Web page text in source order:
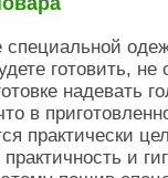
специальной
готовить, не
надевать
в
практически
и